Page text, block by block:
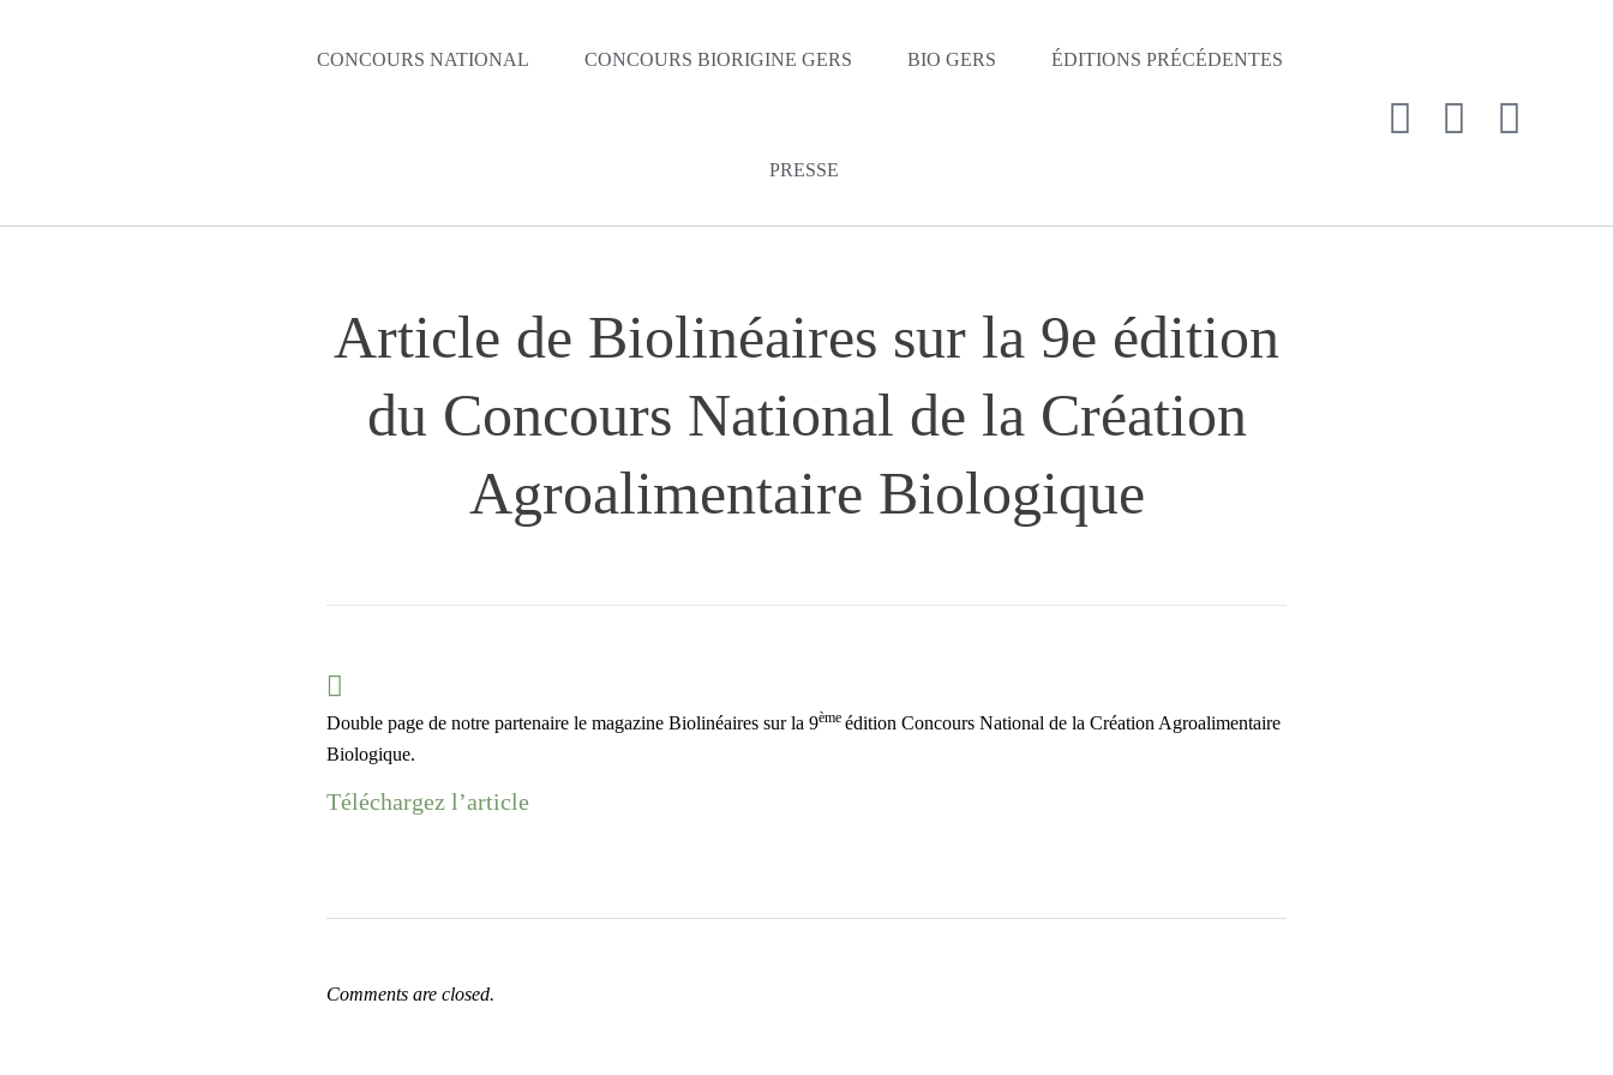
CONCOURS NATIONAL CONCOURS BIORIGINE GERS BIO GERS ÉDITIONS PRÉCÉDENTES
PRESSE
Article de Biolinéaires sur la 9e édition
du Concours National de la Création
Agroalimentaire Biologique
Double page de notre partenaire le magazine Biolinéaires sur la 9ème édition Concours National de la Création Agroalimentaire
Biologique.
Téléchargez l’article
Comments are closed.